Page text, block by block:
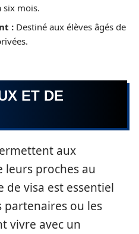
six mois.
: Destiné aux élèves âgés de
ET DE
aux
proches au
de visa est essentiel
partenaires ou les
vivre avec un